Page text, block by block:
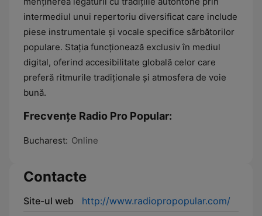
intermediul unui repertoriu diversificat care include
piese instrumentale și vocale specifice sărbătorilor
populare. Stația funcționează exclusiv în mediul
digital, oferind accesibilitate globală celor care
preferă ritmurile tradiționale și atmosfera de voie
bună.
Frecvențe Radio Pro Popular:
Bucharest: Online
Contacte
Site-ul web
http://www.radiopropopular.com/